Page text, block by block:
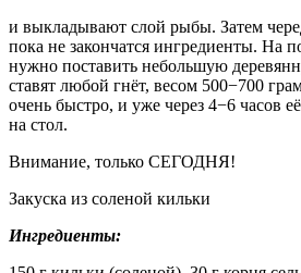
и выкладывают слой рыбы. Затем
пока не закончатся ингредиенты. На
нужно поставить небольшую
ставят любой гнёт, весом 500−700
очень быстро, и уже через 4−6 часов
на стол.
Внимание, только СЕГОДНЯ!
Закуска из соленой кильки
Ингредиенты: